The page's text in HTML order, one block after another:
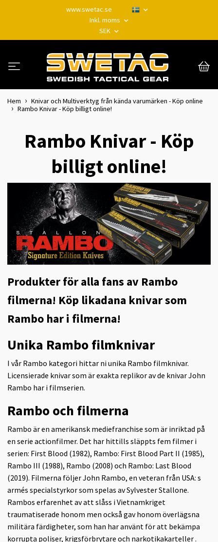
www.swetac.se
Inkl. moms
SEK
Hem
Knivar och Multiverktyg från kända varumärken - Köp online
Rambo Knivar - Köp billigt online!
Rambo Knivar - Köp
billigt online!
Produkter för alla fans av Rambo
filmerna! Köp likadana knivar som
Rambo har i filmerna!
Unika Rambo filmknivar
I vår Rambo kategori hittar ni unika Rambo filmknivar.
Licensierade knivar som är exakta replikor av de knivar John
Rambo har i filmserien.
Rambo och filmerna
Rambo är en amerikansk mediefranchise som är inriktad på
en serie actionfilmer. Det har hittills släppts fem filmer i
serien: First Blood (1982), Rambo: First Blood Part II (1985),
Rambo III (1988), Rambo (2008) och Rambo: Last Blood
(2019). Filmerna följer John Rambo, en veteran från USA: s
armés specialstyrkor som spelas av Sylvester Stallone.
Rambos erfarenhet av att slåss i Vietnamkriget
traumatiserade honom men också gav honom överlägsna
militära färdigheter, som han har använt för att bekämpa
korrupta poliser, krigsförbrytare och narkotikakarteller .